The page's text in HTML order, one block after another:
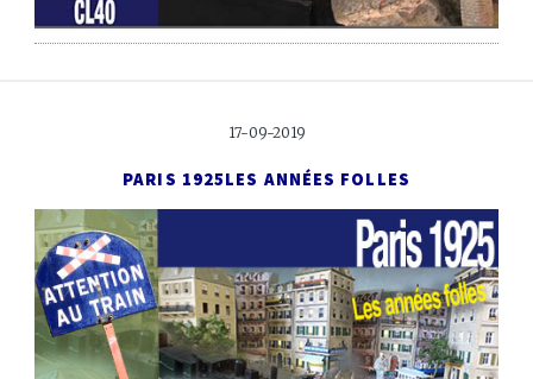
17-09-2019
PARIS 1925LES ANNÉES FOLLES